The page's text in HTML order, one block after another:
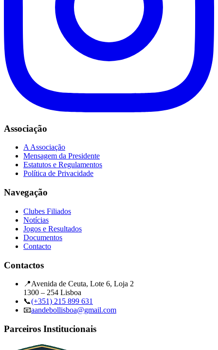
Associação
A Associação
Mensagem da Presidente
Estatutos e Regulamentos
Política de Privacidade
Navegação
Clubes Filiados
Notícias
Jogos e Resultados
Documentos
Contacto
Contactos
📍Avenida de Ceuta, Lote 6, Loja 2
1300 – 254 Lisboa
📞(+351) 215 899 631
📧aandebollisboa@gmail.com
Parceiros Institucionais